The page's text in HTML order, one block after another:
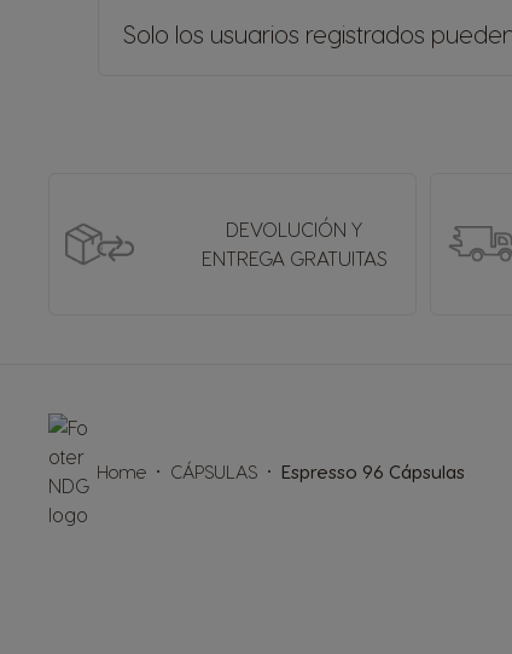
Solo los usuarios registrados
DEVOLUCIÓN Y
ENTREGA GRATUITAS
Home CÁPSULAS Espresso 96 Cápsulas